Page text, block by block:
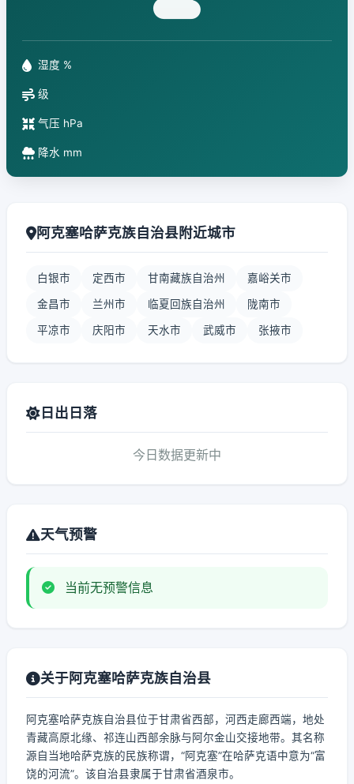
湿度 %
级
气压 hPa
降水 mm
阿克塞哈萨克族自治县附近城市
白银市 定西市 甘南藏族自治州 嘉峪关市
金昌市 兰州市 临夏回族自治州 陇南市
平凉市 庆阳市 天水市 武威市 张掖市
日出日落
今日数据更新中
天气预警
当前无预警信息
关于阿克塞哈萨克族自治县
阿克塞哈萨克族自治县位于甘肃省西部，河西走廊西端，地处
青藏高原北缘、祁连山西部余脉与阿尔金山交接地带。其名称
源自当地哈萨克族的民族称谓，“阿克塞”在哈萨克语中意为“富
饶的河流”。该自治县隶属于甘肃省酒泉市。